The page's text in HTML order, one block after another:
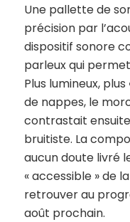
Une pallette de
précision par
dispositif sonore
parleux qui
Plus lumineux,
de nappes, le
contrastait
bruitiste. La
aucun doute livré
« accessible » de
retrouver au
août prochain.